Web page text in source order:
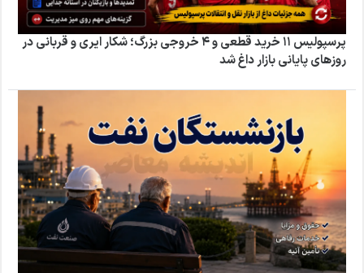
پرسپولیس ۱۱ خرید قطعی و ۴ خروجی بزرگ؛ شکار ایری و قربانی در
روزهای پایانی بازار داغ شد